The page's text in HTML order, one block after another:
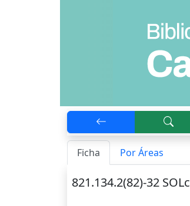
Ficha Por Áreas
821.134.2(82)-32 SOLc